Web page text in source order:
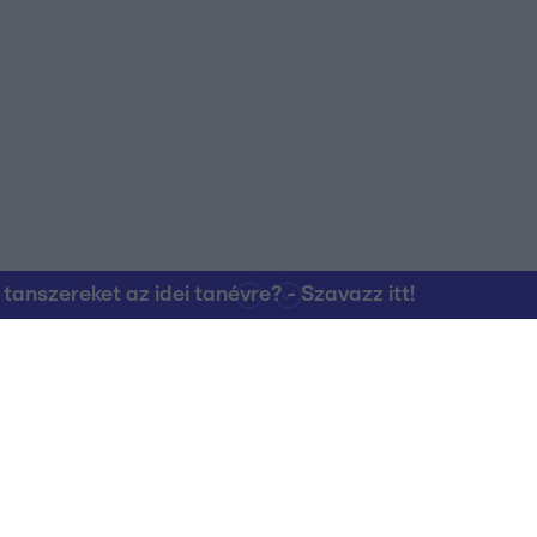
az idei tanévre? - Szavazz itt!